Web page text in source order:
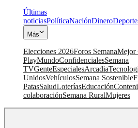
Últimas
noticiasPolíticaNaciónDinero
Más
Elecciones 2026Foros SemanaMejor
PlayMundoConfidencialesSemana
TVGenteEspecialesArcadia
UnidosVehículosSemana Sostenible
PatasSaludLoteríasEducación
colaboraciónSemana RuralMujeres